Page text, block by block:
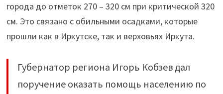
города до отметок 270 – 320 см при критической 320
см. Это связано с обильными осадками, которые
прошли как в Иркутске, так и верховьях Иркута.
Губернатор региона Игорь Кобзев дал
поручение оказать помощь населению по